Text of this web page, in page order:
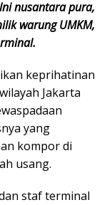
nusantara pura,
warung UMKM,
keprihatinan
Jakarta
yang
kompor di
usang.
staf terminal